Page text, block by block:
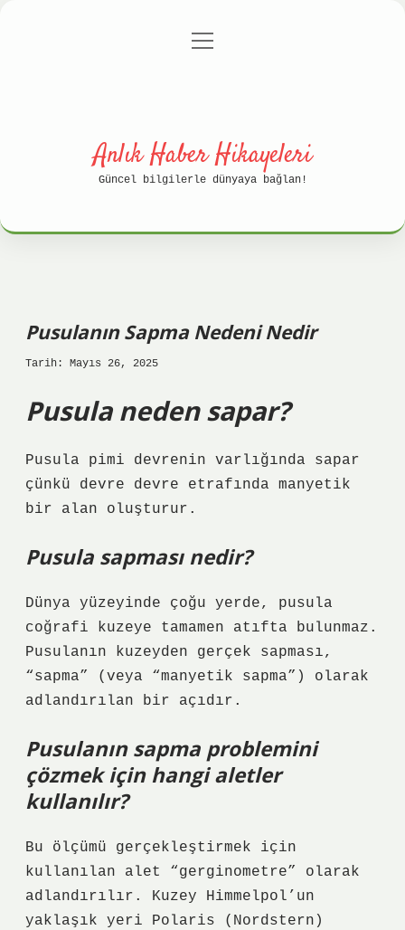
Gizlilik Politikası
menüyü
Anlık Haber Hikayeleri
Güncel bilgilerle dünyaya bağlan!
Pusulanın Sapma Nedeni Nedir
Tarih: Mayıs 26, 2025
Pusula neden sapar?
Pusula pimi devrenin varlığında sapar
çünkü devre devre etrafında manyetik
bir alan oluşturur.
Pusula sapması nedir?
Dünya yüzeyinde çoğu yerde, pusula
coğrafi kuzeye tamamen atıfta bulunmaz.
Pusulanın kuzeyden gerçek sapması,
“sapma” (veya “manyetik sapma”) olarak
adlandırılan bir açıdır.
Pusulanın sapma problemini
çözmek için hangi aletler
kullanılır?
Bu ölçümü gerçekleştirmek için
kullanılan alet “gerginometre” olarak
adlandırılır. Kuzey Himmelpol’un
yaklaşık yeri Polaris (Nordstern)